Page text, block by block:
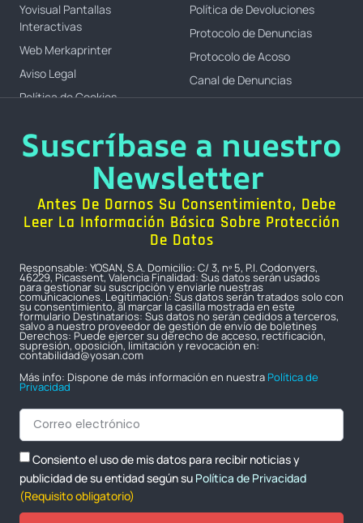
Yovisual Pantallas
Interactivas
Web Merkaprinter
Aviso Legal
Política de Cookies
Política de Devoluciones
Protocolo de Denuncias
Protocolo de Acoso
Canal de Denuncias
Suscríbase a nuestro
Newsletter
Antes De Darnos Su Consentimiento, Debe
Leer La Información Básica Sobre Protección
De Datos
Responsable: YOSAN, S.A. Domicilio: C/ 3, nº 5, P.I. Codonyers,
46229, Picassent, Valencia Finalidad: Sus datos serán usados
para gestionar su suscripción y enviarle nuestras
comunicaciones. Legitimación: Sus datos serán tratados solo con
su consentimiento, al marcar la casilla mostrada en este
formulario Destinatarios: Sus datos no serán cedidos a terceros,
salvo a nuestro proveedor de gestión de envío de boletines
Derechos: Puede ejercer su derecho de acceso, rectificación,
supresión, oposición, limitación y revocación en:
contabilidad@yosan.com
Más info: Dispone de más información en nuestra Política de
Privacidad
Consiento el uso de mis datos para recibir noticias y
publicidad de su entidad según su Política de Privacidad
(Requisito obligatorio)